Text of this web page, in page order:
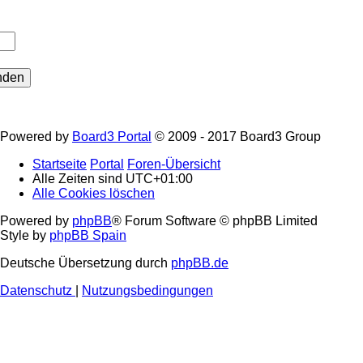
Powered by Board3 Portal © 2009 - 2017 Board3 Group
Startseite Portal Foren-Übersicht
Alle Zeiten sind UTC+01:00
Alle Cookies löschen
Powered by phpBB® Forum Software © phpBB Limited
Style by phpBB Spain
Deutsche Übersetzung durch phpBB.de
Datenschutz
Nutzungsbedingungen